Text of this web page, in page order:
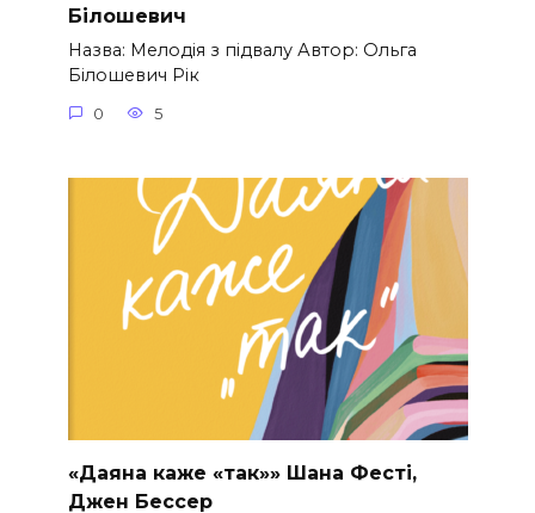
Білошевич
Назва: Мелодія з підвалу Автор: Ольга
Білошевич Рік
0 5
«Даяна каже «так»» Шана Фесті,
Джен Бессер